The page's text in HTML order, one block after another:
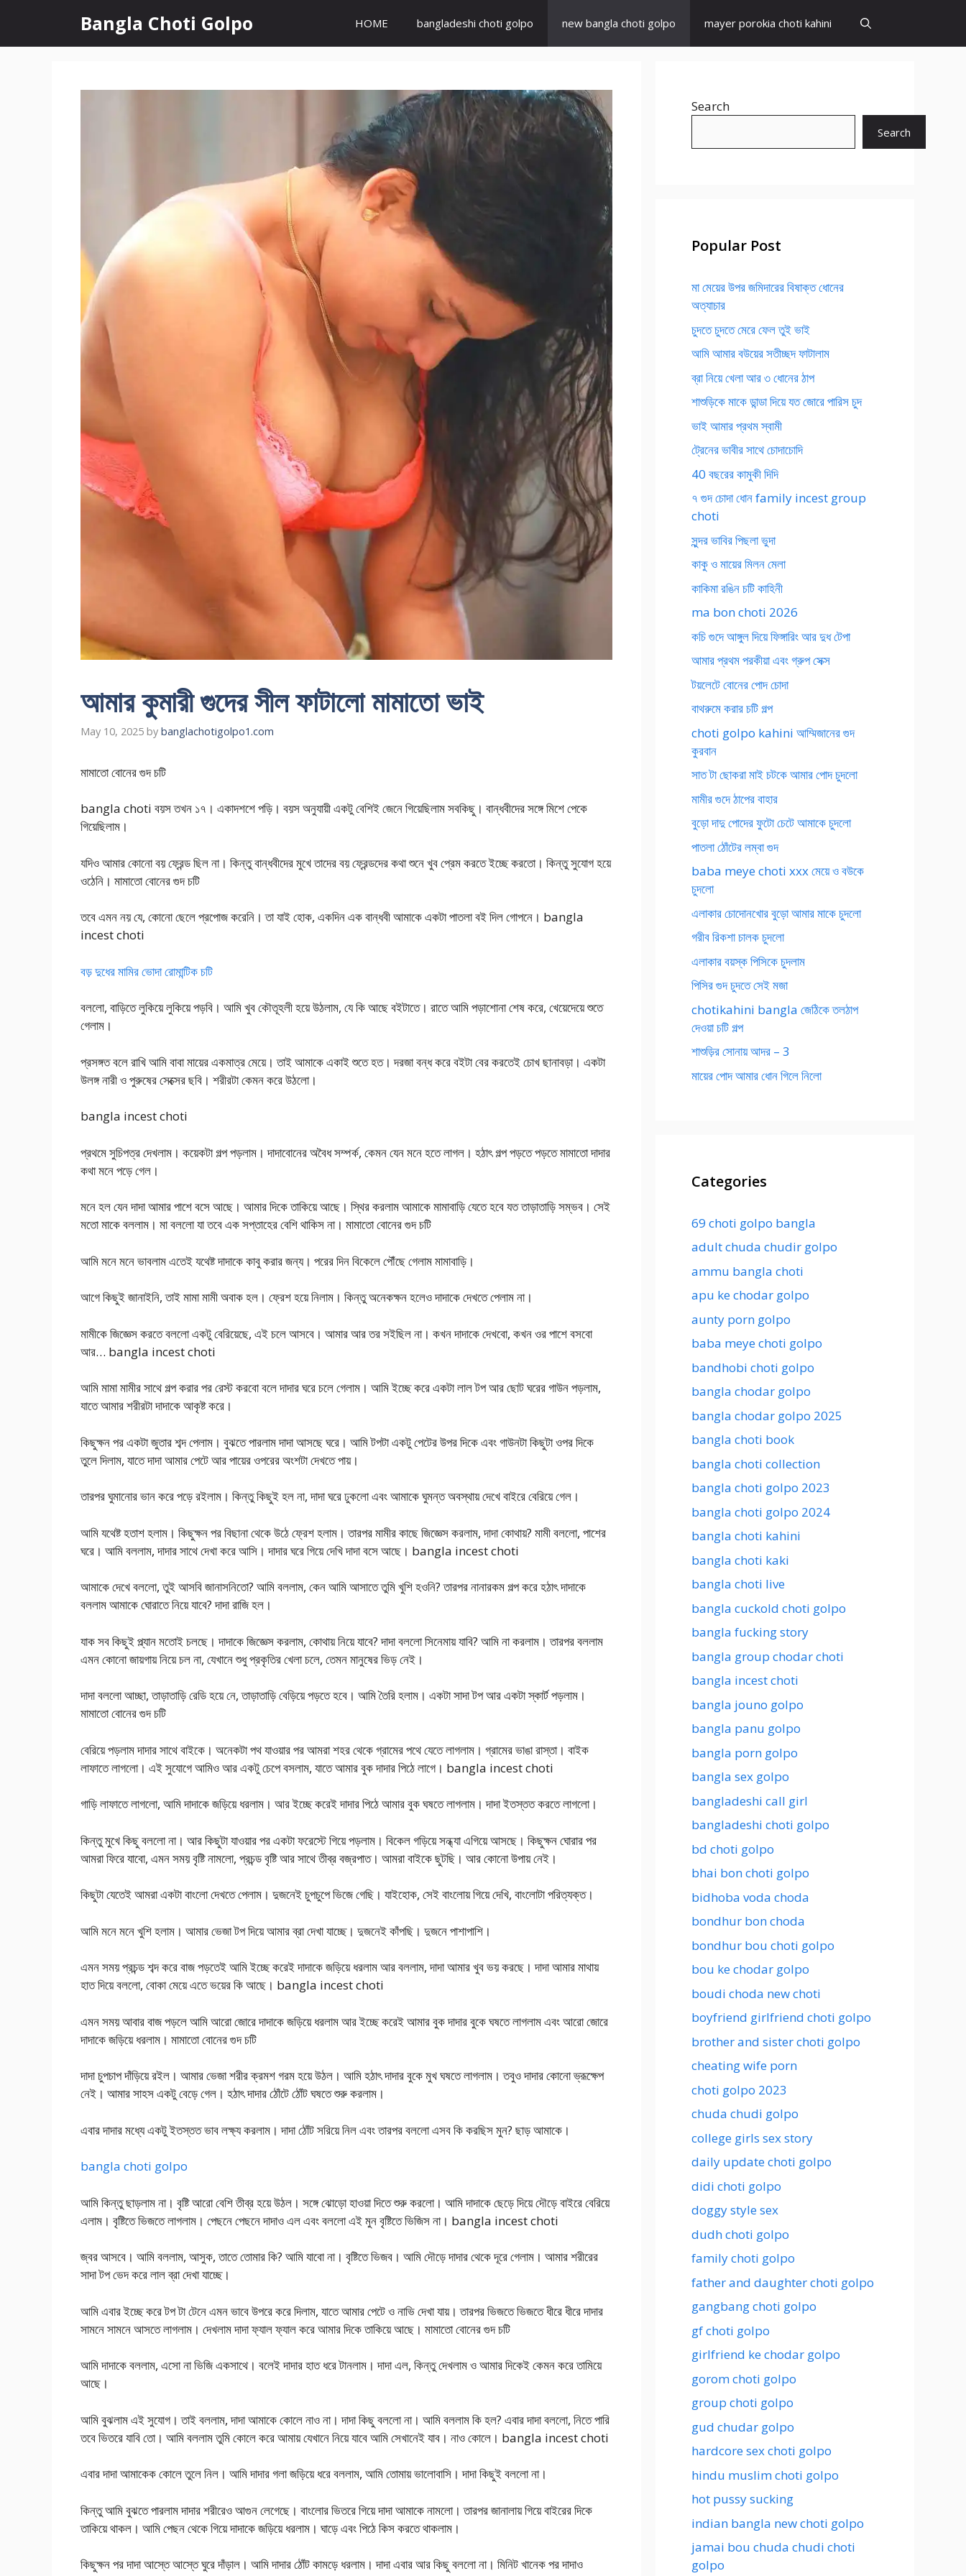
content
Bangla Choti Golpo HOME bangladeshi choti golpo new bangla choti golpo mayer porokia choti kahini
আমার কুমারী গুদের সীল ফাটালো মামাতো ভাই
May 10, 2025 by banglachotigolpo1.com
মামাতো বোনের গুদ চটি
bangla choti বয়স তখন ১৭। একাদশশে পড়ি। বয়স অনুযায়ী একটু বেশিই জেনে গিয়েছিলাম সবকিছু। বান্ধবীদের সঙ্গে মিশে পেকে
গিয়েছিলাম।
যদিও আমার কোনো বয় ফ্রেন্ড ছিল না। কিন্তু বান্ধবীদের মুখে তাদের বয় ফ্রেন্ডদের কথা শুনে খুব প্রেম করতে ইচ্ছে করতো। কিন্তু সুযোগ হয়ে
ওঠেনি। মামাতো বোনের গুদ চটি
তবে এমন নয় যে, কোনো ছেলে প্রপোজ করেনি। তা যাই হোক, একদিন এক বান্ধবী আমাকে একটা পাতলা বই দিল গোপনে। bangla
incest choti
বড় দুধের মামির ভোদা রোমান্টিক চটি
বললো, বাড়িতে লুকিয়ে লুকিয়ে পড়বি। আমি খুব কৌতূহলী হয়ে উঠলাম, যে কি আছে বইটাতে। রাতে আমি পড়াশোনা শেষ করে, খেয়েদেয়ে শুতে
গেলাম।
প্রসঙ্গত বলে রাখি আমি বাবা মায়ের একমাত্র মেয়ে। তাই আমাকে একাই শুতে হত। দরজা বন্ধ করে বইটা বের করতেই চোখ ছানাবড়া। একটা
উলঙ্গ নারী ও পুরুষের সেক্সের ছবি। শরীরটা কেমন করে উঠলো।
bangla incest choti
প্রথমে সুচিপত্র দেখলাম। কয়েকটা গল্প পড়লাম। দাদাবোনের অবৈধ সম্পর্ক, কেমন যেন মনে হতে লাগল। হঠাৎ গল্প পড়তে পড়তে মামাতো দাদার
কথা মনে পড়ে গেল।
মনে হল যেন দাদা আমার পাশে বসে আছে। আমার দিকে তাকিয়ে আছে। স্থির করলাম আমাকে মামাবাড়ি যেতে হবে যত তাড়াতাড়ি সম্ভব। সেই
মতো মাকে বললাম। মা বললো যা তবে এক সপ্তাহের বেশি থাকিস না। মামাতো বোনের গুদ চটি
আমি মনে মনে ভাবলাম এতেই যথেষ্ট দাদাকে কাবু করার জন্য। পরের দিন বিকেলে পৌঁছে গেলাম মামাবাড়ি।
আগে কিছুই জানাইনি, তাই মামা মামী অবাক হল। ফ্রেশ হয়ে নিলাম। কিন্তু অনেকক্ষন হলেও দাদাকে দেখতে পেলাম না।
মামীকে জিজ্ঞেস করতে বললো একটু বেরিয়েছে, এই চলে আসবে। আমার আর তর সইছিল না। কখন দাদাকে দেখবো, কখন ওর পাশে বসবো
আর… bangla incest choti
আমি মামা মামীর সাথে গল্প করার পর রেস্ট করবো বলে দাদার ঘরে চলে গেলাম। আমি ইচ্ছে করে একটা লাল টপ আর ছোট ঘরের গাউন পড়লাম,
যাতে আমার শরীরটা দাদাকে আকৃষ্ট করে।
কিছুক্ষন পর একটা জুতার শব্দ পেলাম। বুঝতে পারলাম দাদা আসছে ঘরে। আমি টপটা একটু পেটের উপর দিকে এবং গাউনটা কিছুটা ওপর দিকে
তুলে দিলাম, যাতে দাদা আমার পেটে আর পায়ের ওপরের অংশটা দেখতে পায়।
তারপর ঘুমানোর ভান করে পড়ে রইলাম। কিন্তু কিছুই হল না, দাদা ঘরে ঢুকলো এবং আমাকে ঘুমন্ত অবস্থায় দেখে বাইরে বেরিয়ে গেল।
আমি যথেষ্ট হতাশ হলাম। কিছুক্ষন পর বিছানা থেকে উঠে ফ্রেশ হলাম। তারপর মামীর কাছে জিজ্ঞেস করলাম, দাদা কোথায়? মামী বললো, পাশের
ঘরে। আমি বললাম, দাদার সাথে দেখা করে আসি। দাদার ঘরে গিয়ে দেখি দাদা বসে আছে। bangla incest choti
আমাকে দেখে বললো, তুই আসবি জানাসনিতো? আমি বললাম, কেন আমি আসাতে তুমি খুশি হওনি? তারপর নানারকম গল্প করে হঠাৎ দাদাকে
বললাম আমাকে ঘোরাতে নিয়ে যাবে? দাদা রাজি হল।
যাক সব কিছুই প্ল্যান মতোই চলছে। দাদাকে জিজ্ঞেস করলাম, কোথায় নিয়ে যাবে? দাদা বললো সিনেমায় যাবি? আমি না করলাম। তারপর বললাম
এমন কোনো জায়গায় নিয়ে চল না, যেখানে শুধু প্রকৃতির খেলা চলে, তেমন মানুষের ভিড় নেই।
দাদা বললো আচ্ছা, তাড়াতাড়ি রেডি হয়ে নে, তাড়াতাড়ি বেড়িয়ে পড়তে হবে। আমি তৈরি হলাম। একটা সাদা টপ আর একটা স্কার্ট পড়লাম।
মামাতো বোনের গুদ চটি
বেরিয়ে পড়লাম দাদার সাথে বাইকে। অনেকটা পথ যাওয়ার পর আমরা শহর থেকে গ্রামের পথে যেতে লাগলাম। গ্রামের ভাঙা রাস্তা। বাইক
লাফাতে লাগলো। এই সুযোগে আমিও আর একটু চেপে বসলাম, যাতে আমার বুক দাদার পিঠে লাগে। bangla incest choti
গাড়ি লাফাতে লাগলো, আমি দাদাকে জড়িয়ে ধরলাম। আর ইচ্ছে করেই দাদার পিঠে আমার বুক ঘষতে লাগলাম। দাদা ইতস্তত করতে লাগলো।
কিন্তু মুখে কিছু বললো না। আর কিছুটা যাওয়ার পর একটা ফরেস্টে গিয়ে পড়লাম। বিকেল গড়িয়ে সন্ধ্যা এগিয়ে আসছে। কিছুক্ষন ঘোরার পর
আমরা ফিরে যাবো, এমন সময় বৃষ্টি নামলো, প্রচন্ড বৃষ্টি আর সাথে তীব্র বজ্রপাত। আমরা বাইকে ছুটছি। আর কোনো উপায় নেই।
কিছুটা যেতেই আমরা একটা বাংলো দেখতে পেলাম। দুজনেই চুপচুপে ভিজে গেছি। যাইহোক, সেই বাংলোয় গিয়ে দেখি, বাংলোটা পরিত্যক্ত।
আমি মনে মনে খুশি হলাম। আমার ভেজা টপ দিয়ে আমার ব্রা দেখা যাচ্ছে। দুজনেই কাঁপছি। দুজনে পাশাপাশি।
এমন সময় প্রচন্ড শব্দ করে বাজ পড়তেই আমি ইচ্ছে করেই দাদাকে জড়িয়ে ধরলাম আর বললাম, দাদা আমার খুব ভয় করছে। দাদা আমার মাথায়
হাত দিয়ে বললো, বোকা মেয়ে এতে ভয়ের কি আছে। bangla incest choti
এমন সময় আবার বাজ পড়লে আমি আরো জোরে দাদাকে জড়িয়ে ধরলাম আর ইচ্ছে করেই আমার বুক দাদার বুকে ঘষতে লাগলাম এবং আরো জোরে
দাদাকে জড়িয়ে ধরলাম। মামাতো বোনের গুদ চটি
দাদা চুপচাপ দাঁড়িয়ে রইল। আমার ভেজা শরীর ক্রমশ গরম হয়ে উঠল। আমি হঠাৎ দাদার বুকে মুখ ঘষতে লাগলাম। তবুও দাদার কোনো ভ্রূক্ষেপ
নেই। আমার সাহস একটু বেড়ে গেল। হঠাৎ দাদার ঠোঁটে ঠোঁট ঘষতে শুরু করলাম।
এবার দাদার মধ্যে একটু ইতস্তত ভাব লক্ষ্য করলাম। দাদা ঠোঁট সরিয়ে নিল এবং তারপর বললো এসব কি করছিস মুন? ছাড় আমাকে।
bangla choti golpo
আমি কিন্তু ছাড়লাম না। বৃষ্টি আরো বেশি তীব্র হয়ে উঠল। সঙ্গে ঝোড়ো হাওয়া দিতে শুরু করলো। আমি দাদাকে ছেড়ে দিয়ে দৌড়ে বাইরে বেরিয়ে
এলাম। বৃষ্টিতে ভিজতে লাগলাম। পেছনে পেছনে দাদাও এল এবং বললো এই মুন বৃষ্টিতে ভিজিস না। bangla incest choti
জ্বর আসবে। আমি বললাম, আসুক, তাতে তোমার কি? আমি যাবো না। বৃষ্টিতে ভিজব। আমি দৌড়ে দাদার থেকে দূরে গেলাম। আমার শরীরের
সাদা টপ ভেদ করে লাল ব্রা দেখা যাচ্ছে।
আমি এবার ইচ্ছে করে টপ টা টেনে এমন ভাবে উপরে করে দিলাম, যাতে আমার পেটে ও নাভি দেখা যায়। তারপর ভিজতে ভিজতে ধীরে ধীরে দাদার
সামনে সামনে আসতে লাগলাম। দেখলাম দাদা ফ্যাল ফ্যাল করে আমার দিকে তাকিয়ে আছে। মামাতো বোনের গুদ চটি
আমি দাদাকে বললাম, এসো না ভিজি একসাথে। বলেই দাদার হাত ধরে টানলাম। দাদা এল, কিন্তু দেখলাম ও আমার দিকেই কেমন করে তামিয়ে
আছে।
আমি বুঝলাম এই সুযোগ। তাই বললাম, দাদা আমাকে কোলে নাও না। দাদা কিছু বললো না। আমি বললাম কি হল? এবার দাদা বললো, নিতে পারি
তবে ভিতরে যাবি তো। আমি বললাম তুমি কোলে করে আমায় যেখানে নিয়ে যাবে আমি সেখানেই যাব। নাও কোলে। bangla incest choti
এবার দাদা আমাকেক কোলে তুলে নিল। আমি দাদার গলা জড়িয়ে ধরে বললাম, আমি তোমায় ভালোবাসি। দাদা কিছুই বললো না।
কিন্তু আমি বুঝতে পারলাম দাদার শরীরেও আগুন লেগেছে। বাংলোর ভিতরে গিয়ে দাদা আমাকে নামলো। তারপর জানালায় গিয়ে বাইরের দিকে
তাকিয়ে থাকল। আমি পেছন থেকে গিয়ে দাদাকে জড়িয়ে ধরলাম। ঘাড়ে এবং পিঠে কিস করতে থাকলাম।
কিছুক্ষন পর দাদা আস্তে আস্তে ঘুরে দাঁড়াল। আমি দাদার ঠোঁট কামড়ে ধরলাম। দাদা এবার আর কিছু বললো না। মিনিট খানেক পর দাদাও
Search
Search
Popular Post
মা মেয়ের উপর জমিদারের বিষাক্ত ধোনের
অত্যাচার
চুদতে চুদতে মেরে ফেল তুই ভাই
আমি আমার বউয়ের সতীচ্ছদ ফাটালাম
ব্রা নিয়ে খেলা আর ৩ ধোনের ঠাপ
শাশুড়িকে মাকে ডান্ডা দিয়ে যত জোরে পারিস চুদ
ভাই আমার প্রথম স্বামী
ট্রেনের ভাবীর সাথে চোদাচোদি
40 বছরের কামুকী দিদি
৭ গুদ চোদা ধোন family incest group
choti
সুন্দর ভাবির পিছলা ভুদা
কাকু ও মায়ের মিলন মেলা
কাকিমা রঙিন চটি কাহিনী
ma bon choti 2026
কচি গুদে আঙ্গুল দিয়ে ফিঙ্গারিং আর দুধ টেপা
আমার প্রথম পরকীয়া এবং গ্রুপ সেক্স
টয়লেটে বোনের পোদ চোদা
বাথরুমে করার চটি গল্প
choti golpo kahini আম্মিজানের গুদ
কুরবান
সাত টা ছোকরা মাই চটকে আমার পোদ চুদলো
মামীর গুদে ঠাপের বাহার
বুড়ো দাদু পোদের ফুটো চেটে আমাকে চুদলো
পাতলা ঠোঁটের লম্বা গুদ
baba meye choti xxx মেয়ে ও বউকে
চুদলো
এলাকার চোদোনখোর বুড়ো আমার মাকে চুদলো
গরীব রিকশা চালক চুদলো
এলাকার বয়স্ক পিসিকে চুদলাম
পিসির গুদ চুদতে সেই মজা
chotikahini bangla জেঠিকে তলঠাপ
দেওয়া চটি গল্প
শাশুড়ির সোনায় আদর – 3
মায়ের পোদ আমার ধোন গিলে নিলো
Categories
69 choti golpo bangla
adult chuda chudir golpo
ammu bangla choti
apu ke chodar golpo
aunty porn golpo
baba meye choti golpo
bandhobi choti golpo
bangla chodar golpo
bangla chodar golpo 2025
bangla choti book
bangla choti collection
bangla choti golpo 2023
bangla choti golpo 2024
bangla choti kahini
bangla choti kaki
bangla choti live
bangla cuckold choti golpo
bangla fucking story
bangla group chodar choti
bangla incest choti
bangla jouno golpo
bangla panu golpo
bangla porn golpo
bangla sex golpo
bangladeshi call girl
bangladeshi choti golpo
bd choti golpo
bhai bon choti golpo
bidhoba voda choda
bondhur bon choda
bondhur bou choti golpo
bou ke chodar golpo
boudi choda new choti
boyfriend girlfriend choti golpo
brother and sister choti golpo
cheating wife porn
choti golpo 2023
chuda chudi golpo
college girls sex story
daily update choti golpo
didi choti golpo
doggy style sex
dudh choti golpo
family choti golpo
father and daughter choti golpo
gangbang choti golpo
gf choti golpo
girlfriend ke chodar golpo
gorom choti golpo
group choti golpo
gud chudar golpo
hardcore sex choti golpo
hindu muslim choti golpo
hot pussy sucking
indian bangla new choti golpo
jamai bou chuda chudi choti
golpo